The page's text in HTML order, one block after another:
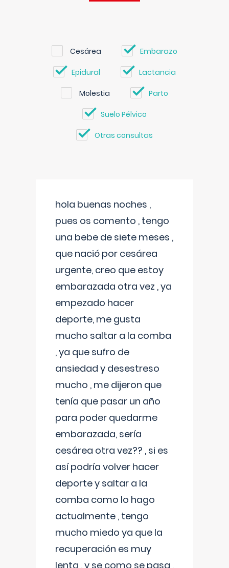
Cesárea Embarazo
Epidural Lactancia
Molestia Parto
Suelo Pélvico
Otras consultas
hola buenas noches ,
pues os comento , tengo
una bebe de siete meses ,
que nació por cesárea
urgente, creo que estoy
embarazada otra vez , ya
empezado hacer
deporte, me gusta
mucho saltar a la comba
, ya que sufro de
ansiedad y desestreso
mucho , me dijeron que
tenía que pasar un año
para poder quedarme
embarazada, sería
cesárea otra vez?? , si es
así podría volver hacer
deporte y saltar a la
comba como lo hago
actualmente , tengo
mucho miedo ya que la
recuperación es muy
lenta , y se como se pasa ,